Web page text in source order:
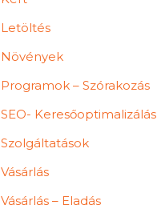
Letöltés
Növények
Programok – Szórakozás
SEO- Keresőoptimalizálás
Szolgáltatások
Vásárlás
Vásárlás – Eladás